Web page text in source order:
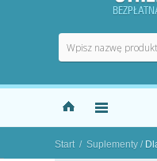
Start / Suplementy /